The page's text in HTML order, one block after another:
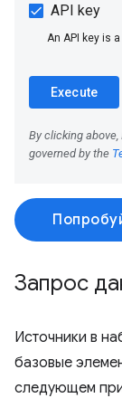
Запрос
Источники в
базовые
следующем